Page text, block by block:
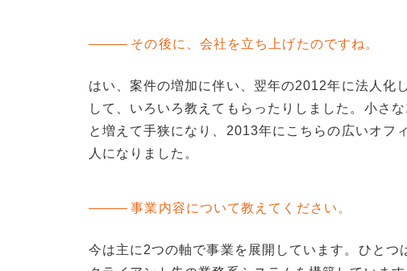
その後に、会社を立ち上げたのですね。
はい、案件の増加に伴い、翌年の2012年に法人化
して、いろいろ教えてもらったりしました。小さ
と増えて手狭になり、2013年にこちらの広いオフ
人になりました。
事業内容について教えてください。
今は主に2つの軸で事業を展開しています。ひと